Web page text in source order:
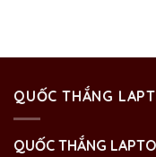
QUỐC THẮNG
QUỐC THẮNG